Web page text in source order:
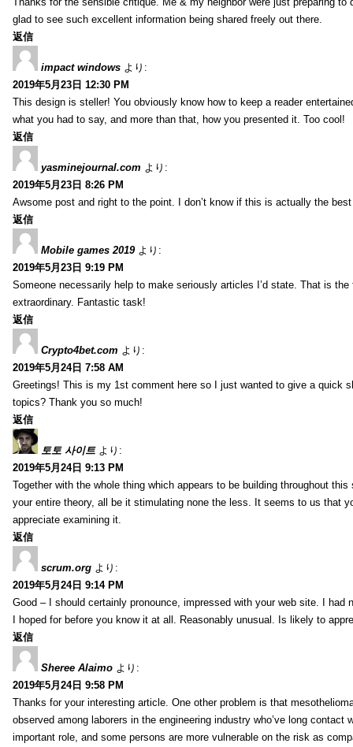
glad to see such excellent information being shared freely out there.
返信
impact windows より:
2019年5月23日 12:30 PM
This design is steller! You obviously know how to keep a reader
what you had to say, and more than that, how you presented it. Too cool!
返信
yasminejournal.com より:
2019年5月23日 8:26 PM
Awsome post and right to the point. I don’t know if this is actually the
返信
Mobile games 2019 より:
2019年5月23日 9:19 PM
Someone necessarily help to make seriously articles I’d state. That is
extraordinary. Fantastic task!
返信
Crypto4bet.com より:
2019年5月24日 7:58 AM
Greetings! This is my 1st comment here so I just wanted to give a quick
topics? Thank you so much!
返信
토토 사이트 より:
2019年5月24日 9:13 PM
Together with the whole thing which appears to be building throughout
your entire theory, all be it stimulating none the less. It seems to us that
appreciate examining it.
返信
scrum.org より:
2019年5月24日 9:14 PM
Good – I should certainly pronounce, impressed with your web site. I
I hoped for before you know it at all. Reasonably unusual. Is likely to
返信
Sheree Alaimo より:
2019年5月24日 9:58 PM
Thanks for your interesting article. One other problem is that
observed among laborers in the engineering industry who’ve long
important role, and some persons are more vulnerable on the risk as